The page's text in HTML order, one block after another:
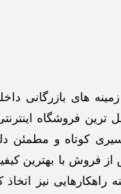
ارتقای کیفی در زمینه های بازرگانی
فروشگاه
کوتاه و مطمئن
فروش با بهترین
نیز اتخاذ